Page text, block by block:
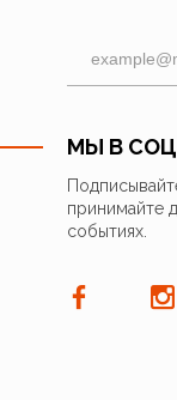
МЫ В
принимайте
событиях.